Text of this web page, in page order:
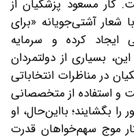
کار مسعود پزشکیان از
شعار آشتی‌جویانه «برای
ایجاد کرده و سرمایه
بسیاری از دولتمردان
در مناظرات انتخاباتی
و استفاده از متخصصانی
بگشایند؛ بااین‌حال، او
موج سهم‌خواهان قدرت